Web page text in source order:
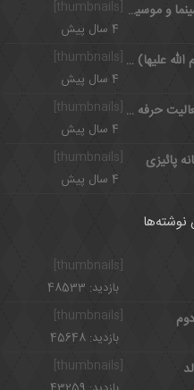
بیوگرافی جنیفر لوپز از آغاز تا شهرت در سینما و موسیقی
4 سال پیش
[thumbnails] فضیلت صلوات خاصه فاطمه الزهرا (سلام الله علیها) با معنی
4 سال پیش
بیوگرفی حصین رپر ایرانی و حواشی و فعالیت حرفه ای
4 سال پیش
پائیزی
4 سال پیش
بازدید: 48533
[thumbnails]
بازدید: 45648